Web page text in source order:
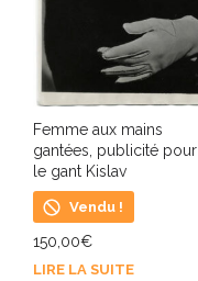
Femme aux mains
gantées, publicité pour
le gant Kislav
Vendu !
150,00€
LIRE LA SUITE